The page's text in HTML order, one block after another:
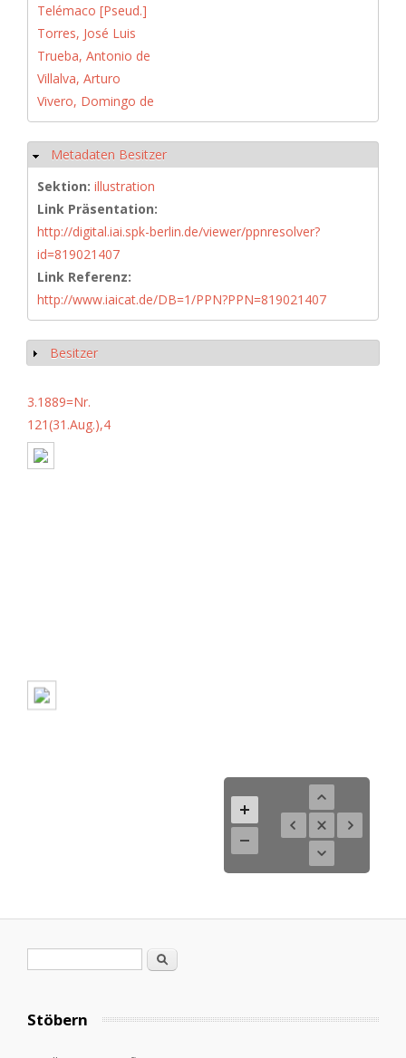
Telémaco [Pseud.]
Torres, José Luis
Trueba, Antonio de
Villalva, Arturo
Vivero, Domingo de
Hide
Metadaten Besitzer
Sektion: illustration
Link Präsentation:
http://digital.iai.spk-berlin.de/viewer/ppnresolver?
id=819021407
Link Referenz:
http://www.iaicat.de/DB=1/PPN?PPN=819021407
Show
Besitzer
3.1889=Nr.
121(31.Aug.),4
Search
Stöbern